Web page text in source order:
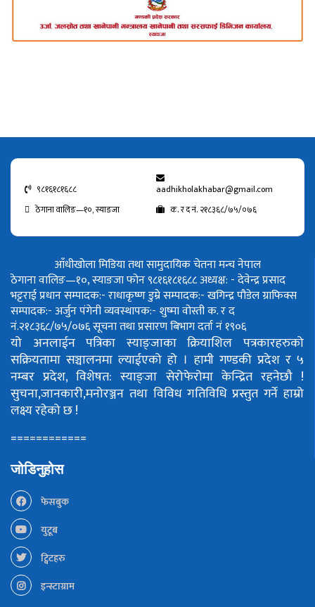
९८१६१८१६८८
aadhikholakhabar@gmail.com
ठेगाना वालिङ—१०, स्याङजा
क. र द नं. २१८३६८/७५/०७६
आँधीखोला मिडिया तथा सामुदायिक चेतना मन्च नेपाल
ठेगाना वालिङ—१०, स्याङजा फोन ९८१६१८१६८८अध्यक्ष: - देवेन्द्र प्रसाद
भट्टराईप्रधान सम्पादक:- राधाकृष्ण डुम्रेसम्पादक:- खगिन्द्र पौडेलग्राफिक्स
सम्पादक:- अर्जुन पंगेनीव्यवस्थापक:- शुष्मा वोस्तीक. र द
नं.२१८३६८/७५/०७६सूचना तथा प्रसारण बिभाग दर्ता नं १९०६
यो अनलाईन पत्रिका स्याङ्जाका क्रियाशिल पत्रकारहरुको
सक्रियतामा सञ्चालनमा ल्याईएको हो । हामी गण्डकी प्रदेश र ५
नम्बर प्रदेश, विशेषत: स्याङ्जा सेरोफेरोमा केन्द्रित रहनेछौ !
सुचना,जानकारी,मनोरञ्जन तथा विविध गतिविधि प्रस्तुत गर्ने हाम्रो
लक्ष्य रहेको छ !
============
जोडिनुहोस
फेसबुक
युटूब
ट्विटहरु
इन्स्टाग्राम